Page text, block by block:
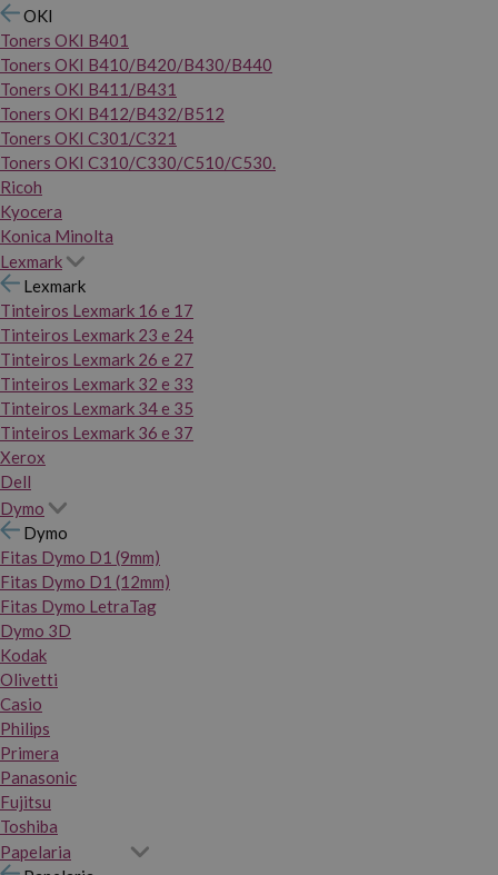
OKI
Toners OKI B401
Toners OKI B410/B420/B430/B440
Toners OKI B411/B431
Toners OKI B412/B432/B512
Toners OKI C301/C321
Toners OKI C310/C330/C510/C530.
Ricoh
Kyocera
Konica Minolta
Lexmark
Lexmark
Tinteiros Lexmark 16 e 17
Tinteiros Lexmark 23 e 24
Tinteiros Lexmark 26 e 27
Tinteiros Lexmark 32 e 33
Tinteiros Lexmark 34 e 35
Tinteiros Lexmark 36 e 37
Xerox
Dell
Dymo
Dymo
Fitas Dymo D1 (9mm)
Fitas Dymo D1 (12mm)
Fitas Dymo LetraTag
Dymo 3D
Kodak
Olivetti
Casio
Philips
Primera
Panasonic
Fujitsu
Toshiba
Papelaria